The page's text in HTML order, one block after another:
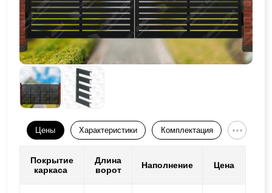
Цены Характеристики Комплектация
Покрытие
каркаса
Длина
ворот
Наполнение Цена